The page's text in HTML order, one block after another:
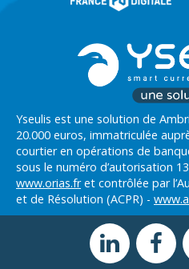
Yseulis est une solution de
20.000 euros, immatriculée
courtier en opérations de
sous le numéro d’autorisation
www.orias.fret contrôlée par
et de Résolution (ACPR) -